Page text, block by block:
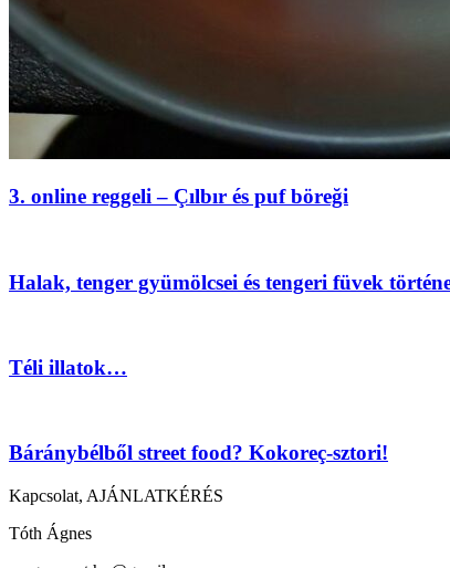
3. online reggeli – Çılbır és puf böreği
Halak, tenger gyümölcsei és tengeri füvek
Téli illatok…
Báránybélből street food? Kokoreç-sztori!
Kapcsolat, AJÁNLATKÉRÉS
Tóth Ágnes